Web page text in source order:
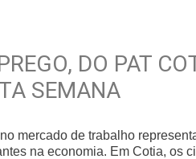
DO PAT
SEMANA
mercado de trabalho
na economia. Em Cotia, os